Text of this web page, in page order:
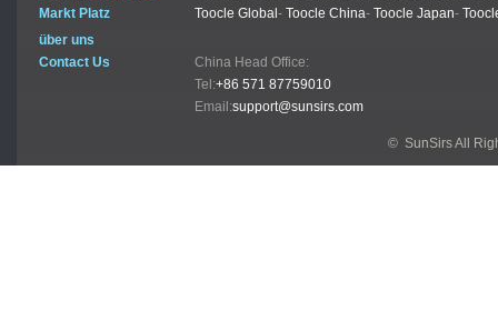
Markt Platz
Toocle Global - Toocle China- Toocle Japan-
über uns
Contact Us
China Head Office:
Tel:+86 571 87759010
Email:support@sunsirs.com
© SunSirs All